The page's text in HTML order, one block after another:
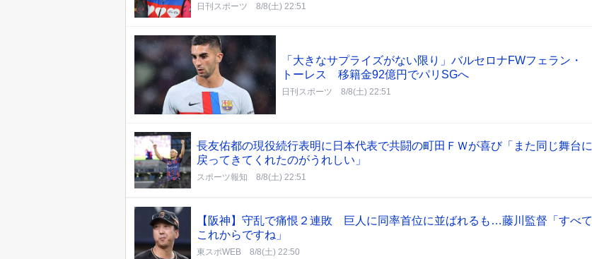
日刊スポーツ 8/8(土) 22:51
「大きなサプライズがない限り」バルセロナFWフェラン・
トーレス 移籍金92億円でパリSGへ
日刊スポーツ 8/8(土) 22:51
長友佑都の現役続行表明に日本代表で共闘の町田ＦＷが喜び「また同じ舞台に
戻ってきてくれたのがうれしい」
スポーツ報知 8/8(土) 22:51
【阪神】守乱で痛恨２連敗 巨人に同率首位に並ばれるも…藤川監督「すべて
これからですね」
東スポWEB 8/8(土) 22:50